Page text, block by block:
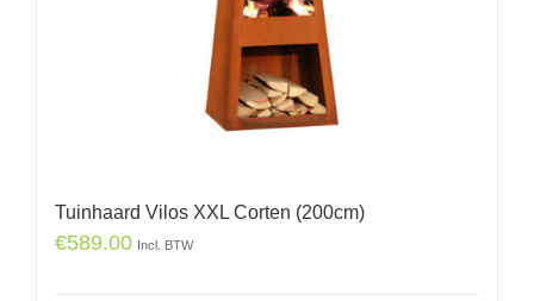
Tuinhaard Vilos XXL Corten (200cm)
€589.00 Incl. BTW